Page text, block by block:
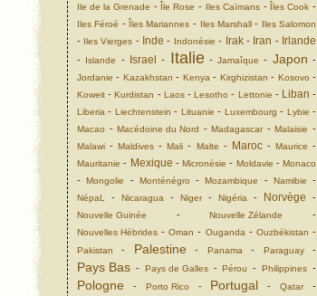
Ile de la Grenade -Île Rose - Iles Caïmans-Îles Cook -
Iles Féroé -Îles Mariannes - Iles Marshall- Iles Salomon
- Iles Vierges - Inde - Indonésie - Irak- Iran - Irlande
- Islande - Israel - Italie-Jamaîque - Japon -
Jordanie - Kazakhstan - Kenya - Kirghizistan - Kosovo -
Koweit -Kurdistan - Laos-Lesotho - Lettonie - Liban -
Liberia - Liechtenstein - Lituanie - Luxembourg - Lybie -
Macao -Macédoine du Nord -Madagascar-Malaisie -
Malawi -Maldives -Mali - Malte - Maroc- Maurice -
Mauritanie - Mexique - Micronésie - Moldavie - Monaco
-Mongolie - Monténégro -Mozambique - Namibie -
NépaL - Nicaragua - Niger- Nigéria - Norvège -
Nouvelle Guinée -Nouvelle Zélande -
Nouvelles Hébrides -Oman - Ouganda - Ouzbékistan -
Pakistan - Palestine - Panama - Paraguay-
Pays Bas - Pays de Galles-Pérou -Philippines -
Pologne - Porto Rico - Portugal -Qatar-